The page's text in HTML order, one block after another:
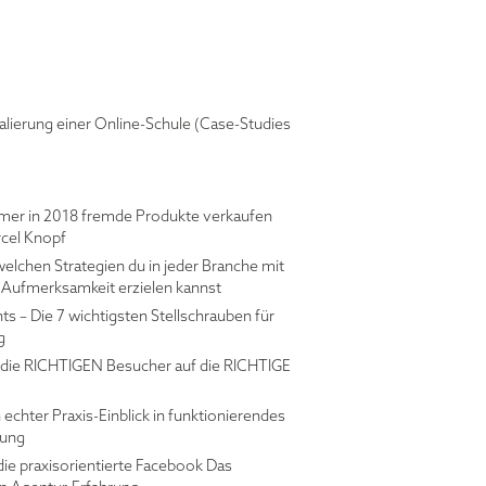
einer Online-Schule (Case-Studies
in 2018 fremde Produkte verkaufen
Knopf
Strategien du in jeder Branche mit
erzielen kannst
– Die 7 wichtigsten Stellschrauben für
RICHTIGEN Besucher auf die RICHTIGE
Praxis-Einblick in funktionierendes
praxisorientierte Facebook Das